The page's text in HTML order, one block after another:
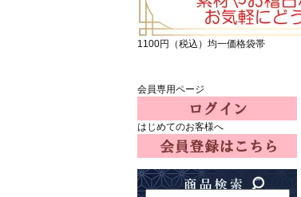
1100円（税込）均一価格袋帯
会員専用ページ
はじめてのお客様へ